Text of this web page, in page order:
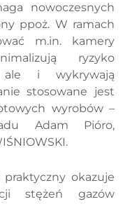
nowoczesnych
ppoż. W ramach
m.in. kamery
ryzyko
ale i wykrywają
stosowane jest
wyrobów –
Adam Pióro,
okazuje
stężeń gazów